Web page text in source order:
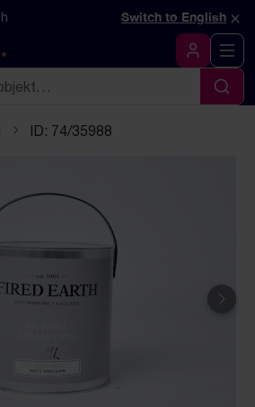
version av denna sidaSwitch to English ×
Logga in
Sök
ID: 74/35988